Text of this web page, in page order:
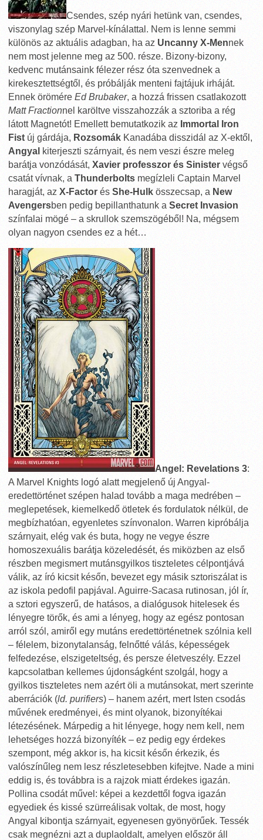
Csendes, szép nyári hetünk van, csendes,
viszonylag szép Marvel-kínálattal. Nem is lenne semmi
különös az aktuális adagban, ha az Uncanny X-Mennek
nem most jelenne meg az 500. része. Bizony-bizony,
kedvenc mutánsaink félezer rész óta szenvednek a
kirekesztettségtől, és próbálják menteni fajtájuk irháját.
Ennek örömére Ed Brubaker, a hozzá frissen csatlakozott
Matt Fractionnel karöltve visszahozzák a sztoriba a rég
látott Magnetót! Emellett bemutatkozik az Immortal Iron
Fist új gárdája, Rozsomák Kanadába disszidál az X-ektől,
Angyal kiterjeszti szárnyait, és nem veszi észre meleg
barátja vonzódását, Xavier professzor és Sinister végső
csatát vívnak, a Thunderbolts megízleli Captain Marvel
haragját, az X-Factor és She-Hulk összecsap, a New
Avengersben pedig bepillanthatunk a Secret Invasion
színfalai mögé – a skrullok szemszögéből! Na, mégsem
olyan nagyon csendes ez a hét…
Angel: Revelations 3:
A Marvel Knights logó alatt megjelenő új Angyal-
eredettörténet szépen halad tovább a maga medrében –
meglepetések, kiemelkedő ötletek és fordulatok nélkül, de
megbízhatóan, egyenletes színvonalon. Warren kipróbálja
szárnyait, elég vak és buta, hogy ne vegye észre
homoszexuális barátja közeledését, és miközben az első
részben megismert mutánsgyilkos tiszteletes célpontjává
válik, az író kicsit későn, bevezet egy másik sztoriszálat is
az iskola pedofil papjával. Aguirre-Sacasa rutinosan, jól ír,
a sztori egyszerű, de hatásos, a dialógusok hitelesek és
lényegre törők, és ami a lényeg, hogy az egész pontosan
arról szól, amiről egy mutáns eredettörténetnek szólnia kell
– félelem, bizonytalanság, felnőtté válás, képességek
felfedezése, elszigeteltség, és persze életveszély. Ezzel
kapcsolatban kellemes újdonságként szolgál, hogy a
gyilkos tiszteletes nem azért öli a mutánsokat, mert szerinte
aberrációk (ld. purifiers) – hanem azért, mert Isten csodás
művének eredményei, és mint olyanok, bizonyítékai
létezésének. Márpedig a hit lényege, hogy nem kell, nem
lehetséges hozzá bizonyíték – ez pedig egy érdekes
szempont, még akkor is, ha kicsit későn érkezik, és
valószínűleg nem lesz részletesebben kifejtve. Nade a mini
eddig is, és továbbra is a rajzok miatt érdekes igazán.
Pollina csodát művel: képei a kezdettől fogva igazán
egyediek és kissé szürreálisak voltak, de most, hogy
Angyal kibontja szárnyait, egyenesen gyönyörűek. Tessék
csak megnézni azt a duplaoldalt, amelyen először áll